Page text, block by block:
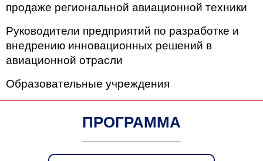
продаже региональной авиационной техники
Руководители предприятий по разработке и
внедрению инновационных решений в
авиационной отрасли
Образовательные учреждения
ПРОГРАММА